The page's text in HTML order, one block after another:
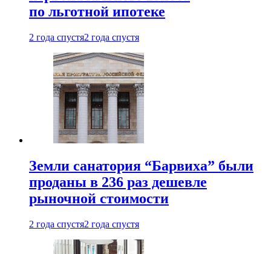
по льготной ипотеке
2 года спустя2 года спустя
Земли санатория “Барвиха” были
проданы в 236 раз дешевле
рыночной стоимости
2 года спустя2 года спустя